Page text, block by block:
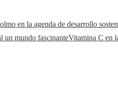
en la agenda de desarrollo
un mundo fascinanteVitamina C en